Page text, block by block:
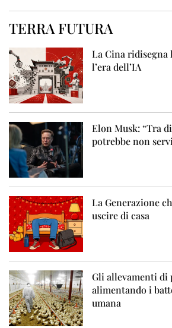
TERRA FUTURA
La Cina ridisegna
l’era dell’IA
Elon Musk: “Tra
potrebbe non
La Generazione
uscire di casa
Gli allevamenti di
alimentando i
umana